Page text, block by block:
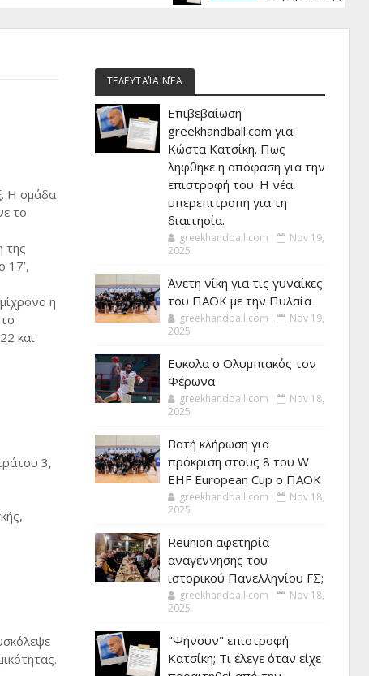
Η ομάδα
το
της
17’,
η
και
3,
ΤΕΛΕΥΤΑΊΑ ΝΈΑ
Επιβεβαίωση
greekhandball.com για
Κώστα Κατσίκη. Πως
ληφθηκε η απόφαση για την
επιστροφή του. Η νέα
υπερεπιτροπή για τη
διαιτησία.
greekhandball.com
Nov 19,
2025
Άνετη νίκη για τις γυναίκες
του ΠΑΟΚ με την Πυλαία
greekhandball.com
Nov 19,
2025
Ευκολα ο Ολυμπιακός τον
Φέρωνα
greekhandball.com
Nov 18,
2025
Βατή κλήρωση για
πρόκριση στους 8 του W
EHF European Cup ο ΠΑΟΚ
greekhandball.com
Nov 18,
2025
Reunion αφετηρία
αναγέννησης του
ιστορικού Πανελληνίου ΓΣ;
greekhandball.com
Nov 18,
2025
"Ψήνουν" επιστροφή
Κατσίκη; Τι έλεγε όταν είχε